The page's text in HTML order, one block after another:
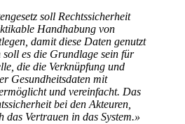
soll Rechtssicherheit
Handhabung von
damit diese Daten genutzt
soll es die Grundlage sein für
die die Verknüpfung und
Gesundheitsdaten mit
und vereinfacht. Das
bei den Akteuren,
das Vertrauen in das System.»